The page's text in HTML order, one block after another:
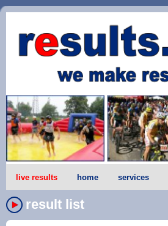
live results home services
result list